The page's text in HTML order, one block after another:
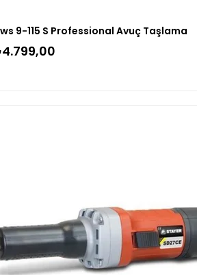
9-115 S Professional Avuç Taşlama